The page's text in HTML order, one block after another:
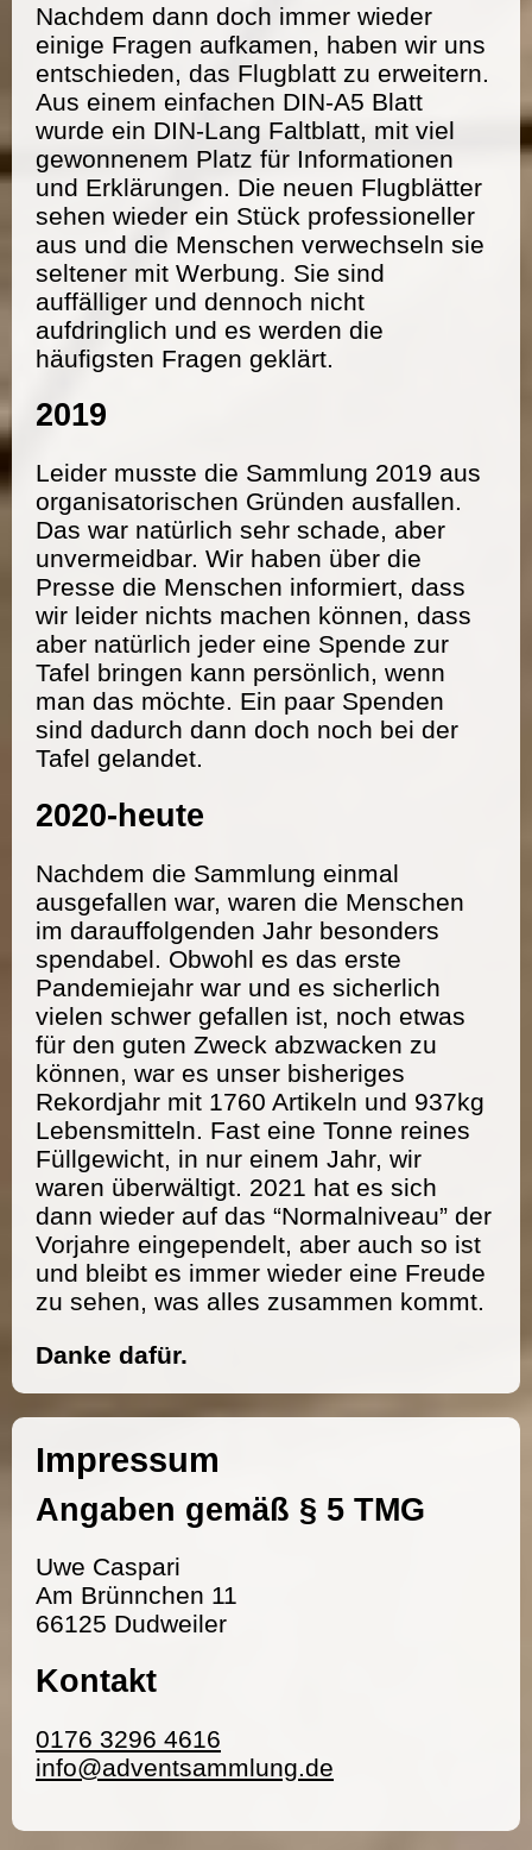
Nachdem dann doch immer wieder
einige Fragen aufkamen, haben wir uns
entschieden, das Flugblatt zu erweitern.
Aus einem einfachen DIN-A5 Blatt
wurde ein DIN-Lang Faltblatt, mit viel
gewonnenem Platz für Informationen
und Erklärungen. Die neuen Flugblätter
sehen wieder ein Stück professioneller
aus und die Menschen verwechseln sie
seltener mit Werbung. Sie sind
auffälliger und dennoch nicht
aufdringlich und es werden die
häufigsten Fragen geklärt.
2019
Leider musste die Sammlung 2019 aus
organisatorischen Gründen ausfallen.
Das war natürlich sehr schade, aber
unvermeidbar. Wir haben über die
Presse die Menschen informiert, dass
wir leider nichts machen können, dass
aber natürlich jeder eine Spende zur
Tafel bringen kann persönlich, wenn
man das möchte. Ein paar Spenden
sind dadurch dann doch noch bei der
Tafel gelandet.
2020-heute
Nachdem die Sammlung einmal
ausgefallen war, waren die Menschen
im darauffolgenden Jahr besonders
spendabel. Obwohl es das erste
Pandemiejahr war und es sicherlich
vielen schwer gefallen ist, noch etwas
für den guten Zweck abzwacken zu
können, war es unser bisheriges
Rekordjahr mit 1760 Artikeln und 937kg
Lebensmitteln. Fast eine Tonne reines
Füllgewicht, in nur einem Jahr, wir
waren überwältigt. 2021 hat es sich
dann wieder auf das “Normalniveau” der
Vorjahre eingependelt, aber auch so ist
und bleibt es immer wieder eine Freude
zu sehen, was alles zusammen kommt.
Danke dafür.
Impressum
Angaben gemäß § 5 TMG
Uwe Caspari
Am Brünnchen 11
66125 Dudweiler
Kontakt
0176 3296 4616
info@adventsammlung.de